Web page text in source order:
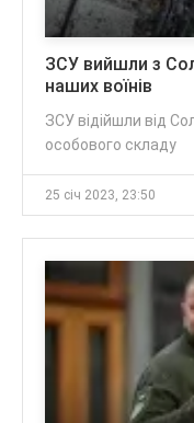
ЗСУ вийшли з
наших воїнів
ЗСУ відійшли від
особового складу
25 січ 2023, 23:50